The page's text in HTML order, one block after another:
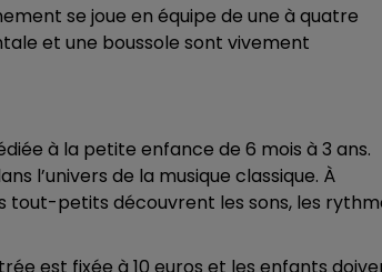
se joue en équipe de une à quatre
et une boussole sont vivement
à la petite enfance de 6 mois à 3 ans.
l’univers de la musique classique. À
tout-petits découvrent les sons, les
est fixée à 10 euros et les enfants
FM
7h00 - 11h00
BEST OF